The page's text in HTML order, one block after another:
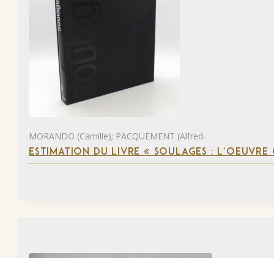
MORANDO (Camille); PACQUEMENT (Alfred-
ESTIMATION DU LIVRE « SOULAGES :